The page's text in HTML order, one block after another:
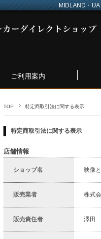
MIDLAND・
ご利用案内
TOP 特定商取引法に関する表示
特定商取引法に関する表示
店舗情報
ショップ名 映像
販売業者 株式
販売責任者 澤田